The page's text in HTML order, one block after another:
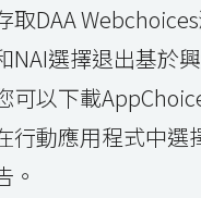
取DAA
NAI選擇退出基於
可以下載
行動應用程式中選
。